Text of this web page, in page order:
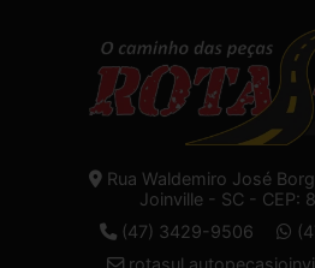
Rua Waldemiro José
Joinville - SC - CEP:
(47) 3429-9506